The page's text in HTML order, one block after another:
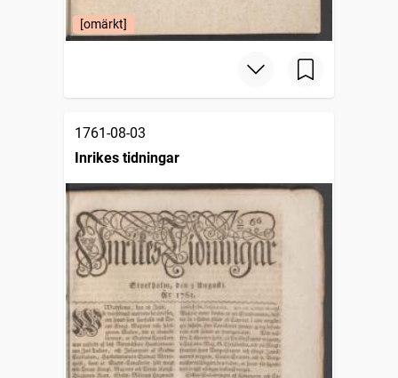
[omärkt]
1761-08-03
Inrikes tidningar